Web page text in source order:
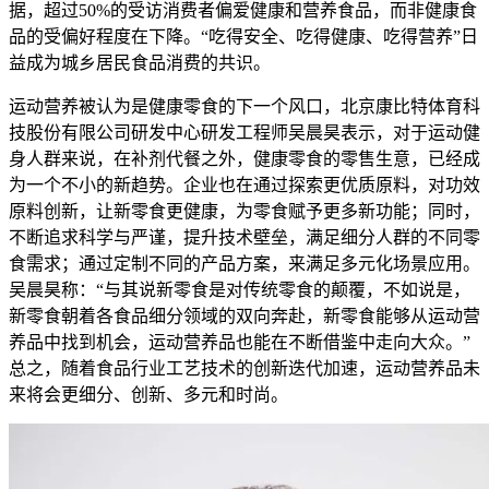
据，超过50%的受访消费者偏爱健康和营养食品，而非健康食
品的受偏好程度在下降。“吃得安全、吃得健康、吃得营养”日
益成为城乡居民食品消费的共识。
运动营养被认为是健康零食的下一个风口，北京康比特体育科
技股份有限公司研发中心研发工程师吴晨昊表示，对于运动健
身人群来说，在补剂代餐之外，健康零食的零售生意，已经成
为一个不小的新趋势。企业也在通过探索更优质原料，对功效
原料创新，让新零食更健康，为零食赋予更多新功能；同时，
不断追求科学与严谨，提升技术壁垒，满足细分人群的不同零
食需求；通过定制不同的产品方案，来满足多元化场景应用。
吴晨昊称：“与其说新零食是对传统零食的颠覆，不如说是，
新零食朝着各食品细分领域的双向奔赴，新零食能够从运动营
养品中找到机会，运动营养品也能在不断借鉴中走向大众。”
总之，随着食品行业工艺技术的创新迭代加速，运动营养品未
来将会更细分、创新、多元和时尚。